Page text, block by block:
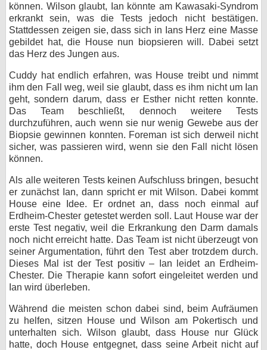
können. Wilson glaubt, Ian könnte am Kawasaki-Syndrom
erkrankt sein, was die Tests jedoch nicht bestätigen.
Stattdessen zeigen sie, dass sich in Ians Herz eine Masse
gebildet hat, die House nun biopsieren will. Dabei setzt
das Herz des Jungen aus.
Cuddy hat endlich erfahren, was House treibt und nimmt
ihm den Fall weg, weil sie glaubt, dass es ihm nicht um Ian
geht, sondern darum, dass er Esther nicht retten konnte.
Das Team beschließt, dennoch weitere Tests
durchzuführen, auch wenn sie nur wenig Gewebe aus der
Biopsie gewinnen konnten. Foreman ist sich derweil nicht
sicher, was passieren wird, wenn sie den Fall nicht lösen
können.
Als alle weiteren Tests keinen Aufschluss bringen, besucht
er zunächst Ian, dann spricht er mit Wilson. Dabei kommt
House eine Idee. Er ordnet an, dass noch einmal auf
Erdheim-Chester getestet werden soll. Laut House war der
erste Test negativ, weil die Erkrankung den Darm damals
noch nicht erreicht hatte. Das Team ist nicht überzeugt von
seiner Argumentation, führt den Test aber trotzdem durch.
Dieses Mal ist der Test positiv – Ian leidet an Erdheim-
Chester. Die Therapie kann sofort eingeleitet werden und
Ian wird überleben.
Während die meisten schon dabei sind, beim Aufräumen
zu helfen, sitzen House und Wilson am Pokertisch und
unterhalten sich. Wilson glaubt, dass House nur Glück
hatte, doch House entgegnet, dass seine Arbeit nicht auf